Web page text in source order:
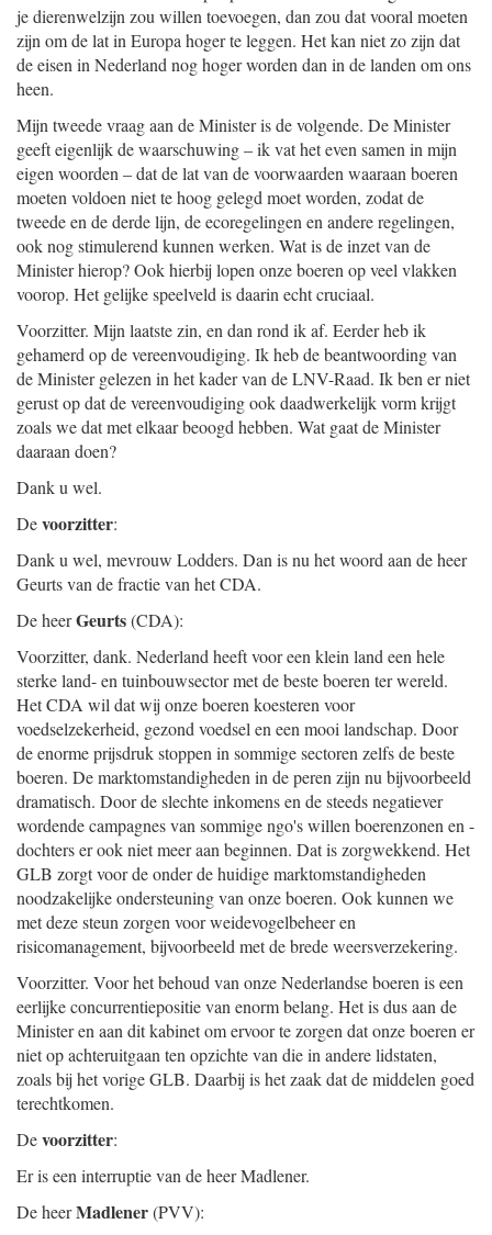
je dierenwelzijn zou willen toevoegen, dan zou dat vooral moeten
zijn om de lat in Europa hoger te leggen. Het kan niet zo zijn dat
de eisen in Nederland nog hoger worden dan in de landen om ons
heen.
Mijn tweede vraag aan de Minister is de volgende. De Minister
geeft eigenlijk de waarschuwing – ik vat het even samen in mijn
eigen woorden – dat de lat van de voorwaarden waaraan boeren
moeten voldoen niet te hoog gelegd moet worden, zodat de
tweede en de derde lijn, de ecoregelingen en andere regelingen,
ook nog stimulerend kunnen werken. Wat is de inzet van de
Minister hierop? Ook hierbij lopen onze boeren op veel vlakken
voorop. Het gelijke speelveld is daarin echt cruciaal.
Voorzitter. Mijn laatste zin, en dan rond ik af. Eerder heb ik
gehamerd op de vereenvoudiging. Ik heb de beantwoording van
de Minister gelezen in het kader van de LNV-Raad. Ik ben er niet
gerust op dat de vereenvoudiging ook daadwerkelijk vorm krijgt
zoals we dat met elkaar beoogd hebben. Wat gaat de Minister
daaraan doen?
Dank u wel.
Devoorzitter:
Dank u wel, mevrouw Lodders. Dan is nu het woord aan de heer
Geurts van de fractie van het CDA.
De heerGeurts(CDA):
Voorzitter, dank. Nederland heeft voor een klein land een hele
sterke land- en tuinbouwsector met de beste boeren ter wereld.
Het CDA wil dat wij onze boeren koesteren voor
voedselzekerheid, gezond voedsel en een mooi landschap. Door
de enorme prijsdruk stoppen in sommige sectoren zelfs de beste
boeren. De marktomstandigheden in de peren zijn nu bijvoorbeeld
dramatisch. Door de slechte inkomens en de steeds negatiever
wordende campagnes van sommige ngo's willen boerenzonen en -
dochters er ook niet meer aan beginnen. Dat is zorgwekkend. Het
GLB zorgt voor de onder de huidige marktomstandigheden
noodzakelijke ondersteuning van onze boeren. Ook kunnen we
met deze steun zorgen voor weidevogelbeheer en
risicomanagement, bijvoorbeeld met de brede weersverzekering.
Voorzitter. Voor het behoud van onze Nederlandse boeren is een
eerlijke concurrentiepositie van enorm belang. Het is dus aan de
Minister en aan dit kabinet om ervoor te zorgen dat onze boeren er
niet op achteruitgaan ten opzichte van die in andere lidstaten,
zoals bij het vorige GLB. Daarbij is het zaak dat de middelen goed
terechtkomen.
Devoorzitter:
Er is een interruptie van de heer Madlener.
De heerMadlener(PVV):